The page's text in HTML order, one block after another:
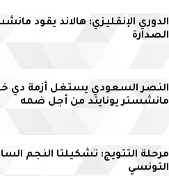
الدوري الإنقليزي: هالاند يقود
الصدارة
النصر السعودي يستغل أزمة دي
مانشستر يونايتد من أجل ضمه
مرحلة التتويج: تشكيلتا النجم
التونسي